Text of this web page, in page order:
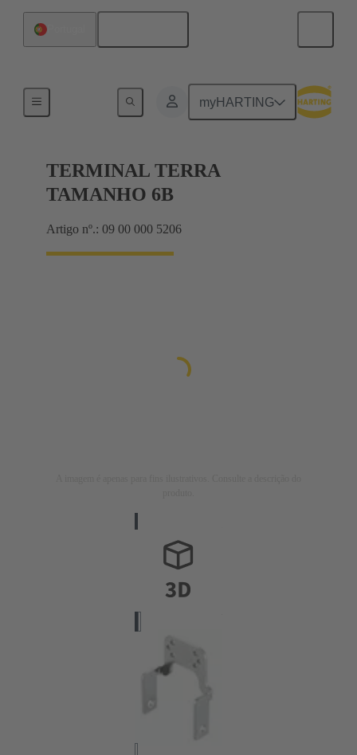
myHARTING
Shielding frame Grip frames
TERMINAL TERRA
TAMANHO 6B
Artigo nº.: 09 00 000 5206